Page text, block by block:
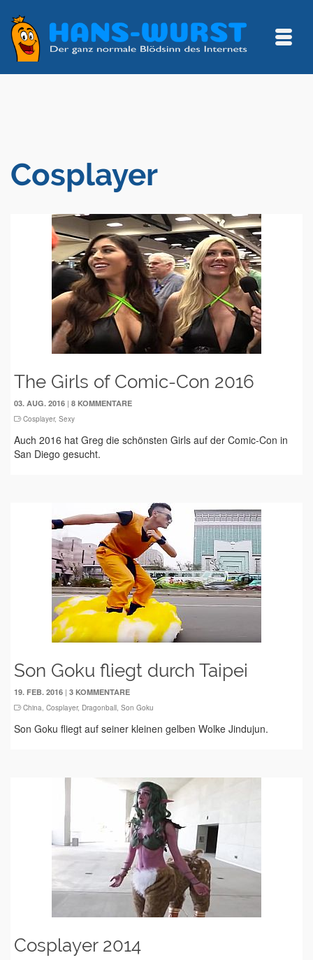
Cosplayer
The Girls of Comic-Con 2016
03. AUG. 2016 | 8 KOMMENTARE
Cosplayer, Sexy
Auch 2016 hat Greg die schönsten Girls auf der Comic-Con in
San Diego gesucht.
Son Goku fliegt durch Taipei
19. FEB. 2016 | 3 KOMMENTARE
China, Cosplayer, Dragonball, Son Goku
Son Goku fliegt auf seiner kleinen gelben Wolke Jindujun.
Cosplayer 2014